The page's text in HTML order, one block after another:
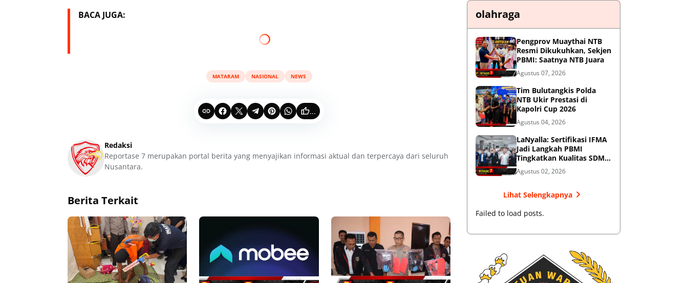
BACA JUGA:
MATARAM NASIONAL NEWS
...
Redaksi
Reportase 7 merupakan portal berita yang menyajikan informasi aktual dan terpercaya dari seluruh
Nusantara.
Berita Terkait
olahraga
Pengprov Muaythai NTB
Resmi Dikukuhkan, Sekjen
PBMI: Saatnya NTB Juara
Agustus 07, 2026
Tim Bulutangkis Polda
NTB Ukir Prestasi di
Kapolri Cup 2026
Agustus 04, 2026
LaNyalla: Sertifikasi IFMA
Jadi Langkah PBMI
Tingkatkan Kualitas SDM
Muaythai
Agustus 02, 2026
Lihat Selengkapnya
Failed to load posts.